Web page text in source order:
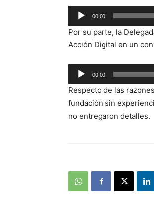
Reproductor
de
audio
00:00
Por su parte, la
Acción Digital en un
Reproductor
de
audio
00:00
Respecto de las
fundación sin
no entregaron detalles.